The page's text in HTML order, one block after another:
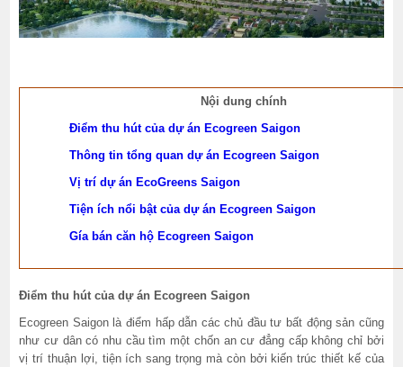
Nội dung chính
Điểm thu hút của dự án Ecogreen Saigon
Thông tin tổng quan dự án Ecogreen Saigon
Vị trí dự án EcoGreens Saigon
Tiện ích nổi bật của dự án Ecogreen Saigon
Gía bán căn hộ Ecogreen Saigon
Điểm thu hút của dự án Ecogreen Saigon
Ecogreen Saigon là điểm hấp dẫn các chủ đầu tư bất động sản cũng
như cư dân có nhu cầu tìm một chốn an cư đẳng cấp không chỉ bởi
vị trí thuận lợi, tiện ích sang trọng mà còn bởi kiến trúc thiết kế của